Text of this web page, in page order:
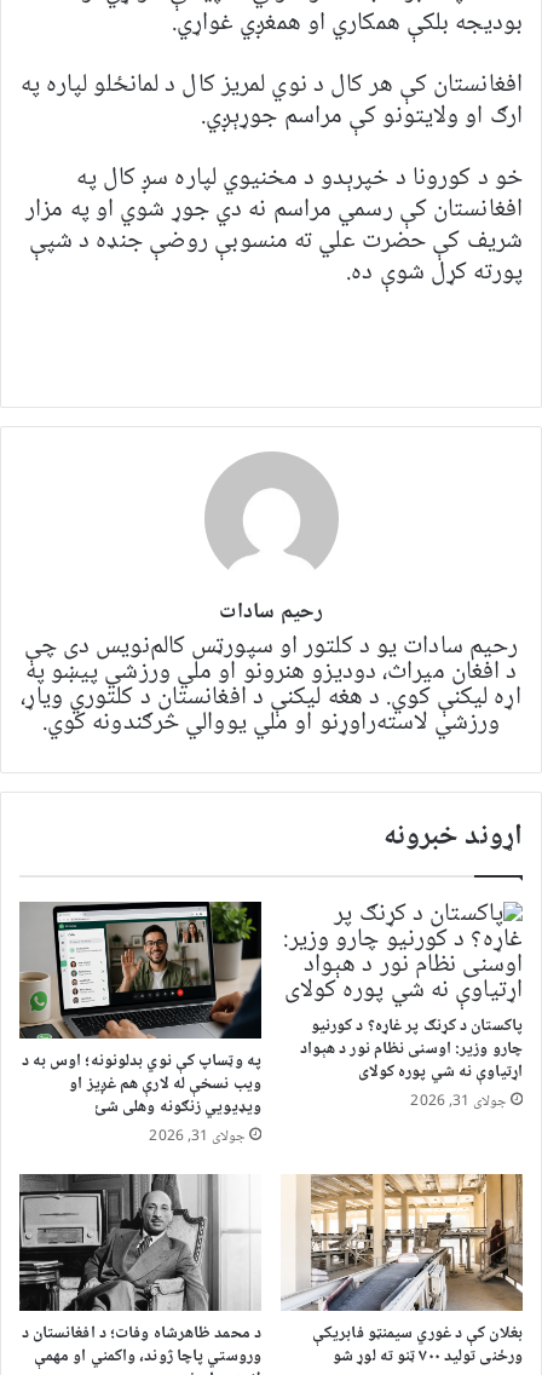
بودیجه بلکې همکاري او همغږي غواړي.
افغانستان کې هر کال د نوي لمریز کال د لمانځلو لپاره په
ارګ او ولایتونو کې مراسم جوړېږي.
خو د کورونا د خپرېدو د مخنیوي لپاره سږ کال په
افغانستان کې رسمي مراسم نه دي جوړ شوي او په مزار
شریف کې حضرت علي ته منسوبې روضې جنډه د شپې
پورته کړل شوې ده.
رحیم سادات
رحیم سادات یو د کلتور او سپورټس کالم‌نویس دی چې
د افغان میراث، دودیزو هنرونو او ملي ورزشي پیښو په
اړه لیکنې کوي. د هغه لیکنې د افغانستان د کلتوري ویاړ،
ورزشي لاسته‌راوړنو او ملي یووالي څرګندونه کوي.
اړوند خبرونه
پاکستان د کړنګ پر غاړه؟ د کورنیو
چارو وزیر: اوسنی نظام نور د هېواد
اړتیاوې نه شي پوره کولای
جولای 31, 2026
په وټساپ کې نوي بدلونونه؛ اوس به د
ویب نسخې له لارې هم غږیز او
ویډیويي زنګونه وهلی شئ
جولای 31, 2026
بغلان کې د غوري سیمنټو فابریکې
ورځنی تولید ۷۰۰ ټنو ته لوړ شو
د محمد ظاهرشاه وفات؛ د افغانستان د
وروستي پاچا ژوند، واکمني او مهمې